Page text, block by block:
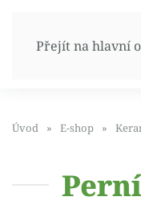
Přejít na hlavní
Úvod E-shop